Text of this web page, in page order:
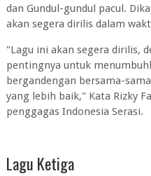
dan Gundul-gundul pacul.
akan segera dirilis dalam
"Lagu ini akan segera dirilis,
pentingnya untuk
bergandengan bersama-
yang lebih baik," Kata Rizky
penggagas Indonesia Serasi.
Lagu Ketiga